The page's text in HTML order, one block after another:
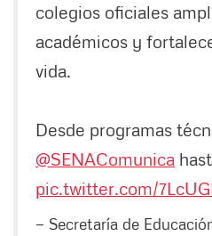
colegios oficiales
académicos y
vida.
Desde programas
@SENAComunica
pic.twitter.com/
— Secretaría de